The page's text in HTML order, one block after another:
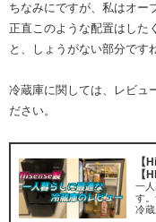
ちなみにですが、私はオー
正直このような配置はした
と、しょうがない部分です
冷蔵庫に関しては、レビュ
ださい。
【
【
一
す
冷